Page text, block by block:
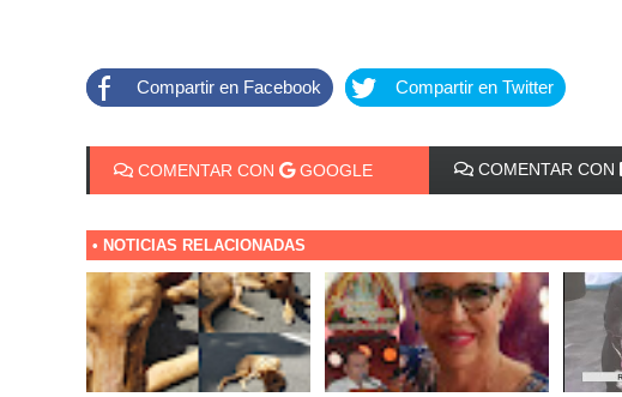
Compartir en Facebook Compartir en Twitter
COMENTAR CON GOOGLE COMENTAR CON
• NOTICIAS RELACIONADAS